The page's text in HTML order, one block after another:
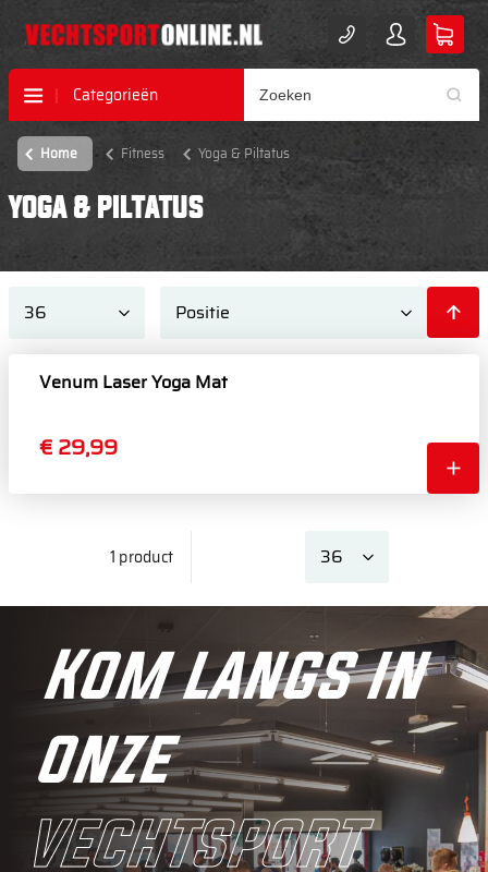
Categorieën
Home Fitness Yoga & Piltatus
YOGA & PILTATUS
Venum Laser Yoga Mat
€ 29,99
1 product
Kom langs in
onze
vechtsport